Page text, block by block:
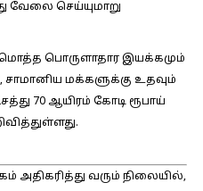
வேலை செய்யுமாறு
பொருளாதார இயக்கமும்
சாமானிய மக்களுக்கு உதவும்
70 ஆயிரம் கோடி ரூபாய்
வரும் நிலையில்,